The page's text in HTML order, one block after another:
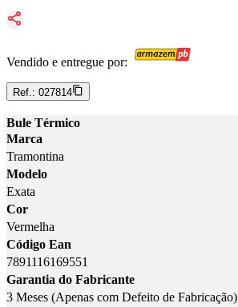
Vendido e entregue por:
Ref.: 027814
Bule Térmico
Marca
Tramontina
Modelo
Exata
Cor
Vermelha
Código Ean
7891116169551
Garantia do Fabricante
3 Meses (Apenas com Defeito de Fabricação)